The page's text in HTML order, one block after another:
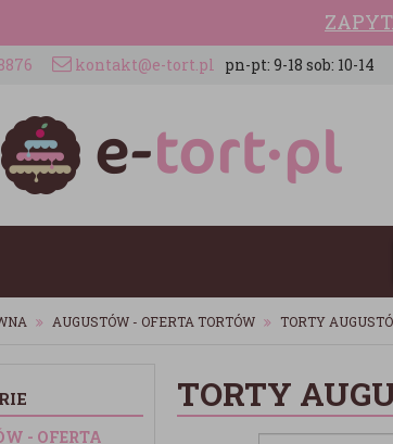
kontakt@e-tort.pl pn-pt: 9-18 sob: 10-14
AUGUSTÓW - OFERTA TORTÓW TORTY
- OFERTA
TORTY